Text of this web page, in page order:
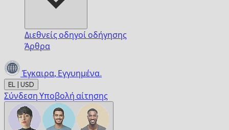
Διεθνείς οδηγοί οδήγησης
Άρθρα
Έγκαιρα, Εγγυημένα.
EL | USD
Σύνδεση Υποβολή αίτησης